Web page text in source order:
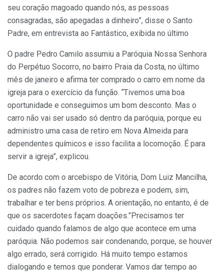
seu coração magoado quando nós, as pessoas
consagradas, são apegadas a dinheiro”, disse o Santo
Padre, em entrevista ao Fantástico, exibida no último
O padre Pedro Camilo assumiu a Paróquia Nossa Senhora
do Perpétuo Socorro, no bairro Praia da Costa, no último
mês de janeiro e afirma ter comprado o carro em nome da
igreja para o exercício da função. “Tivemos uma boa
oportunidade e conseguimos um bom desconto. Mas o
carro não vai ser usado só dentro da paróquia, porque eu
administro uma casa de retiro em Nova Almeida para
dependentes químicos e isso facilita a locomoção. É para
servir a igreja”, explicou.
De acordo com o arcebispo de Vitória, Dom Luiz Mancilha,
os padres não fazem voto de pobreza e podem, sim,
trabalhar e ter bens próprios. A orientação, no entanto, é de
que os sacerdotes façam doações.”Precisamos ter
cuidado quando falamos de algo que acontece em uma
paróquia. Não podemos sair condenando, porque, se houver
algo errado, será corrigido. Há muito tempo estamos
dialogando e temos que ponderar. Vamos dar tempo ao